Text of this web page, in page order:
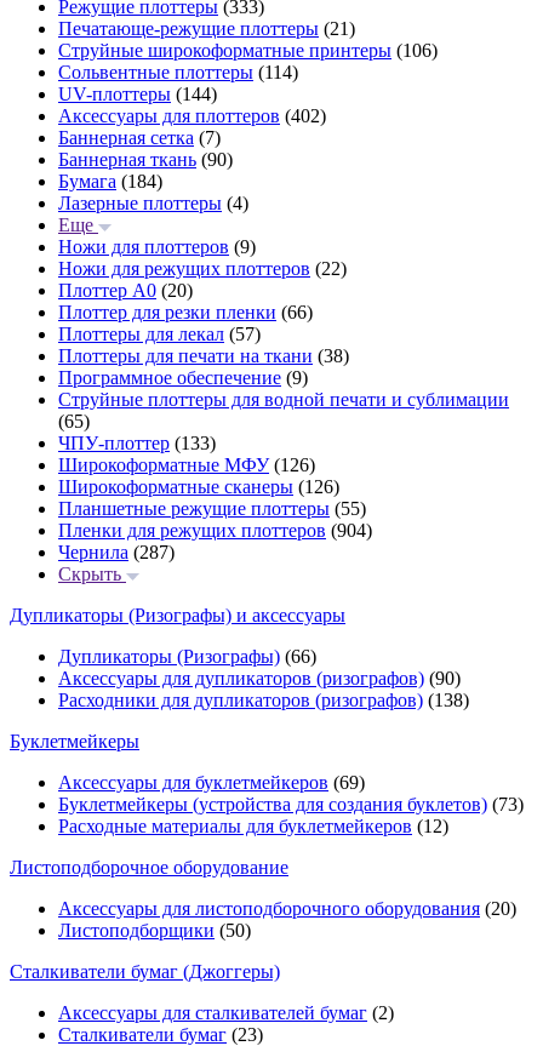
Режущие плоттеры (333)
Печатающе-режущие плоттеры (21)
Струйные широкоформатные принтеры (106)
Сольвентные плоттеры (114)
UV-плоттеры (144)
Аксессуары для плоттеров (402)
Баннерная сетка (7)
Баннерная ткань (90)
Бумага (184)
Лазерные плоттеры (4)
Еще
Ножи для плоттеров (9)
Ножи для режущих плоттеров (22)
Плоттер А0 (20)
Плоттер для резки пленки (66)
Плоттеры для лекал (57)
Плоттеры для печати на ткани (38)
Программное обеспечение (9)
Струйные плоттеры для водной печати и сублимации
(65)
ЧПУ-плоттер (133)
Широкоформатные МФУ(126)
Широкоформатные сканеры (126)
Планшетные режущие плоттеры (55)
Пленки для режущих плоттеров (904)
Чернила (287)
Скрыть
Дупликаторы (Ризографы) и аксессуары
Дупликаторы (Ризографы) (66)
Аксессуары для дупликаторов (ризографов) (90)
Расходники для дупликаторов (ризографов) (138)
Буклетмейкеры
Аксессуары для буклетмейкеров (69)
Буклетмейкеры (устройства для создания буклетов) (73)
Расходные материалы для буклетмейкеров (12)
Листоподборочное оборудование
Аксессуары для листоподборочного оборудования (20)
Листоподборщики (50)
Сталкиватели бумаг (Джоггеры)
Аксессуары для сталкивателей бумаг (2)
Сталкиватели бумаг (23)